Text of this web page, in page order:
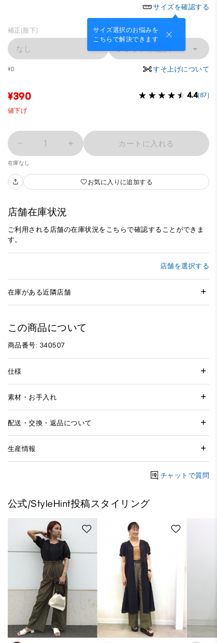
サイズを確認する
サイズ選択のお悩みを
こちらで解決できます
補正(股下)
なし レングス未選択
¥0 すそ上げについて
¥390 4.4(87)
値下げ
1 カートに入れる
在庫なし
お気に入りに追加する
店舗在庫状況
ご利用される店舗の在庫状況をこちらで確認することができま
す。
店舗を選択する
在庫がある近隣店舗
この商品について
商品番号: 340507
仕様
素材・お手入れ
配送・交換・返品について
生産情報
チャットで質問
公式/StyleHint投稿スタイリング